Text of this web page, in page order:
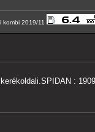
2019/11
: